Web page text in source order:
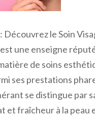
Découvrez le Soin
une enseigne
de soins
ses prestations
se distingue par
et fraîcheur à la peau